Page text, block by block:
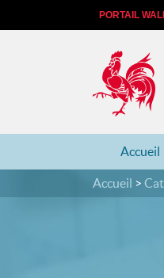
PORTAIL
Accueil
Accueil